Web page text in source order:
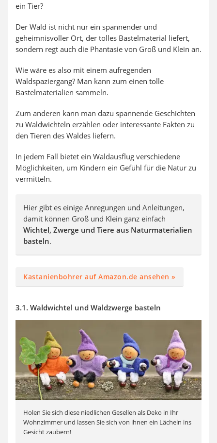
ein Tier?
Der Wald ist nicht nur ein spannender und
geheimnisvoller Ort, der tolles Bastelmaterial liefert,
sondern regt auch die Phantasie von Groß und Klein an.
Wie wäre es also mit einem aufregenden
Waldspaziergang? Man kann zum einen tolle
Bastelmaterialien sammeln.
Zum anderen kann man dazu spannende Geschichten
zu Waldwichteln erzählen oder interessante Fakten zu
den Tieren des Waldes liefern.
In jedem Fall bietet ein Waldausflug verschiedene
Möglichkeiten, um Kindern ein Gefühl für die Natur zu
vermitteln.
Hier gibt es einige Anregungen und Anleitungen,
damit können Groß und Klein ganz einfach
Wichtel, Zwerge und Tiere aus Naturmaterialien
basteln.
Kastanienbohrer auf Amazon.de ansehen »
3.1. Waldwichtel und Waldzwerge basteln
Holen Sie sich diese niedlichen Gesellen als Deko in Ihr
Wohnzimmer und lassen Sie sich von ihnen ein Lächeln ins
Gesicht zaubern!